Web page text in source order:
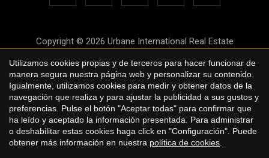
Copyright © 2026 Urbane International Real Estate
Aviso legal
Política de privacidad
Política de cookies
byiEstrategic
Utilizamos cookies propias y de terceros para hacer funcionar de
manera segura nuestra página web y personalizar su contenido.
Igualmente, utilizamos cookies para medir y obtener datos de la
navegación que realiza y para ajustar la publicidad a sus gustos y
preferencias. Pulse el botón "Aceptar todas" para confirmar que
ha leído y aceptado la información presentada. Para administrar
o deshabilitar estas cookies haga click en "Configuración". Puede
obtener más información en nuestra política de cookies